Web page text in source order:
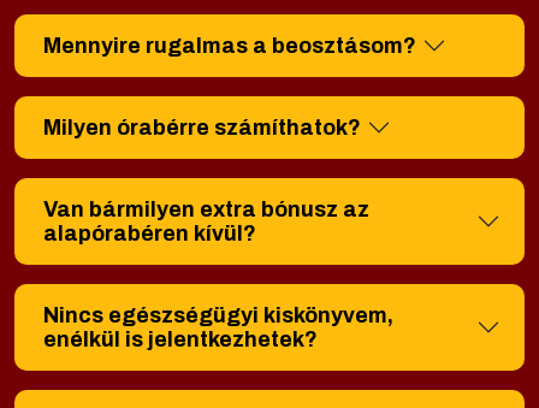
Mennyire rugalmas a beosztásom?
Milyen órabérre számíthatok?
Van bármilyen extra bónusz az
alapórabéren kívül?
Nincs egészségügyi kiskönyvem,
enélkül is jelentkezhetek?